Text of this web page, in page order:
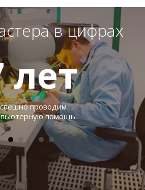
в цифрах
лет
проводим
помощь